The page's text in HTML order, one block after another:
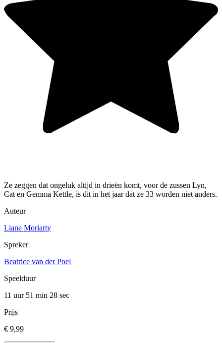
Ze zeggen dat ongeluk altijd in drieën komt, voor de zussen Lyn,
Cat en Gemma Kettle, is dit in het jaar dat ze 33 worden niet anders.
Auteur
Liane Moriarty
Spreker
Beatrice van der Poel
Speelduur
11 uur 51 min 28 sec
Prijs
€ 9,99